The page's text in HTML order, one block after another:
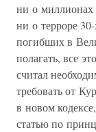
ни о миллионах
ни о терроре
погибших в
полагать, все
считал
требовать от
в новом
статью по